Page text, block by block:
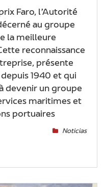
Faro, l’Autorité
au groupe
la meilleure
reconnaissance
présente
1940 et qui
devenir un groupe
maritimes et
portuaires
Noticias